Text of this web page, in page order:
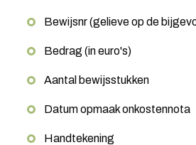
Bewijsnr (gelieve op de
Bedrag (in euro's)
Aantal bewijsstukken
Datum opmaak onkostennota
Handtekening